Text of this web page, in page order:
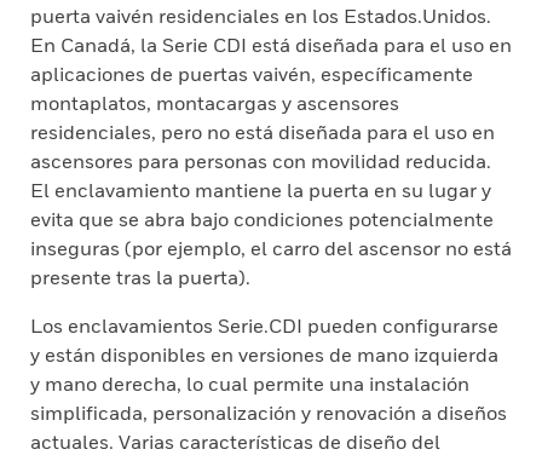
puerta vaivén residenciales en los Estados.Unidos.
En Canadá, la Serie CDI está diseñada para el uso en
aplicaciones de puertas vaivén, específicamente
montaplatos, montacargas y ascensores
residenciales, pero no está diseñada para el uso en
ascensores para personas con movilidad reducida.
El enclavamiento mantiene la puerta en su lugar y
evita que se abra bajo condiciones potencialmente
inseguras (por ejemplo, el carro del ascensor no está
presente tras la puerta).
Los enclavamientos Serie.CDI pueden configurarse
y están disponibles en versiones de mano izquierda
y mano derecha, lo cual permite una instalación
simplificada, personalización y renovación a diseños
actuales. Varias características de diseño del